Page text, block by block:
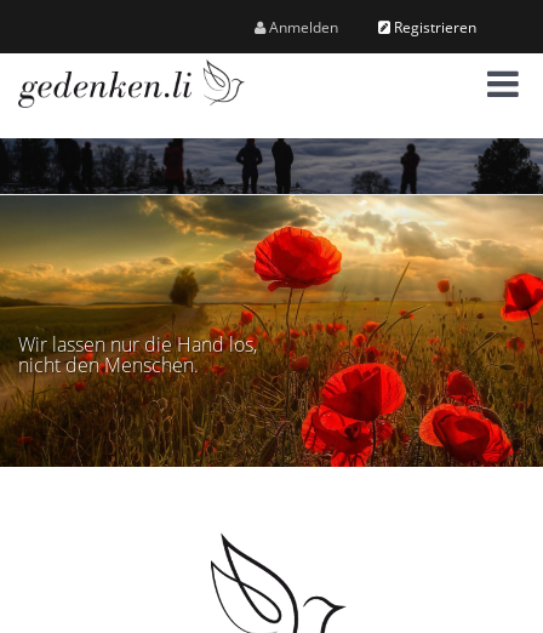
Anmelden Registrieren
M
e
n
ü
Wir lassen nur die Hand los,
nicht den Menschen.